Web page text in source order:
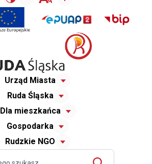
Urząd Miasta
Ruda Śląska
Dla mieszkańca
Gospodarka
Rudzkie NGO